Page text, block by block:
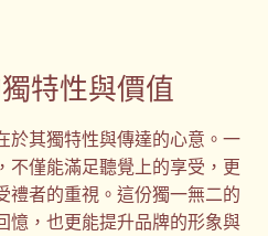
特性與價值
於其獨特性與傳達的心意。一
不僅能滿足聽覺上的享受，更
禮者的重視。這份獨一無二的
憶，也更能提升品牌的形象與